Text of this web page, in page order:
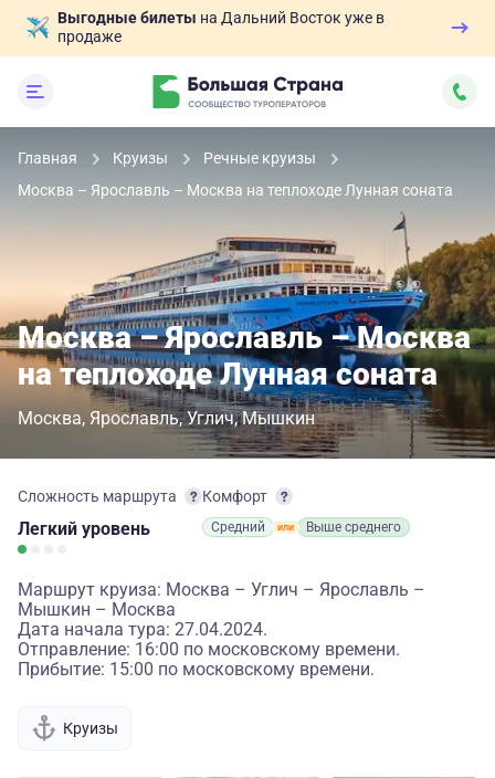
Выгодные билеты на Дальний Восток уже в
продаже
Главная Круизы
Речные круизы
Москва – Ярославль – Москва на теплоходе Лунная соната
Москва – Ярославль – Москва
на теплоходе Лунная соната
Москва Ярославль Углич Мышкин
Сложность маршрута
Легкий уровень
Комфорт
Средний Выше среднего
Маршрут круиза: Москва – Углич – Ярославль –
Мышкин – Москва
Дата начала тура: 27.04.2024.
Отправление: 16:00 по московскому времени.
Прибытие: 15:00 по московскому времени.
Круизы